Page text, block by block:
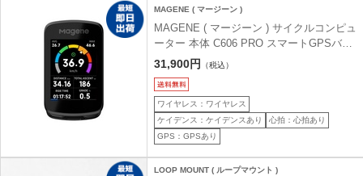
MAGENE ( マージーン )
MAGENE ( マージーン ) サイクルコンピュ
ーター 本体 C606 PRO スマートGPSバイ
クコンピュータ ブラック
31,900円 （税込）
ワイヤレス：ワイヤレス
ケイデンス：ケイデンスあり
心拍：心拍あり
GPS：GPSあり
LOOP MOUNT ( ループマウント )